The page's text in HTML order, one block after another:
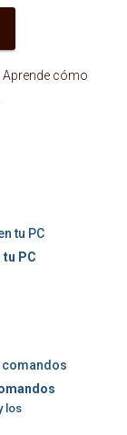
Aprende cómo
PC
los